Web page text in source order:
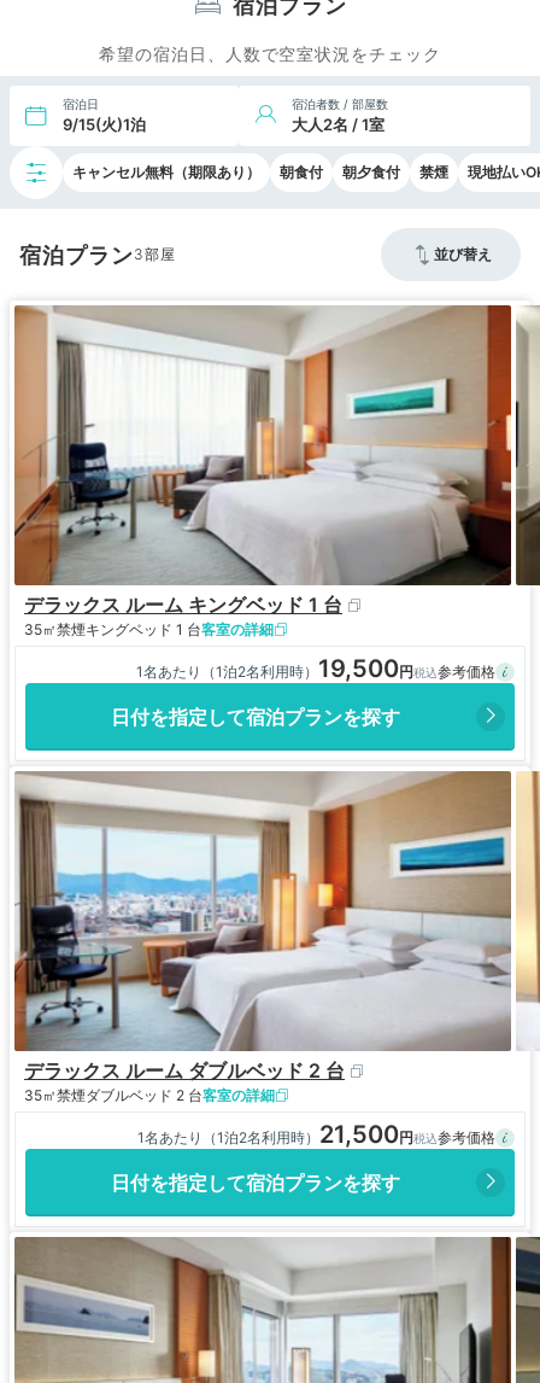
宿泊プラン
希望の宿泊日、人数で空室状況をチェック
宿泊日
9/15(火)1泊
宿泊者数 / 部屋数
大人2名 / 1室
キャンセル無料（期限あり） 朝食付 朝夕食付 禁煙 現地払い
宿泊プラン3 並び替え
デラックス ルーム キングベッド 1 台
35㎡禁煙キングベッド 1 台客室の詳細
1名あたり（1泊2名利用時） 19,500
日付を指定して宿泊プランを探す
デラックス ルーム ダブルベッド 2 台
35㎡禁煙ダブルベッド 2 台客室の詳細
1名あたり（1泊2名利用時） 21,500
日付を指定して宿泊プランを探す